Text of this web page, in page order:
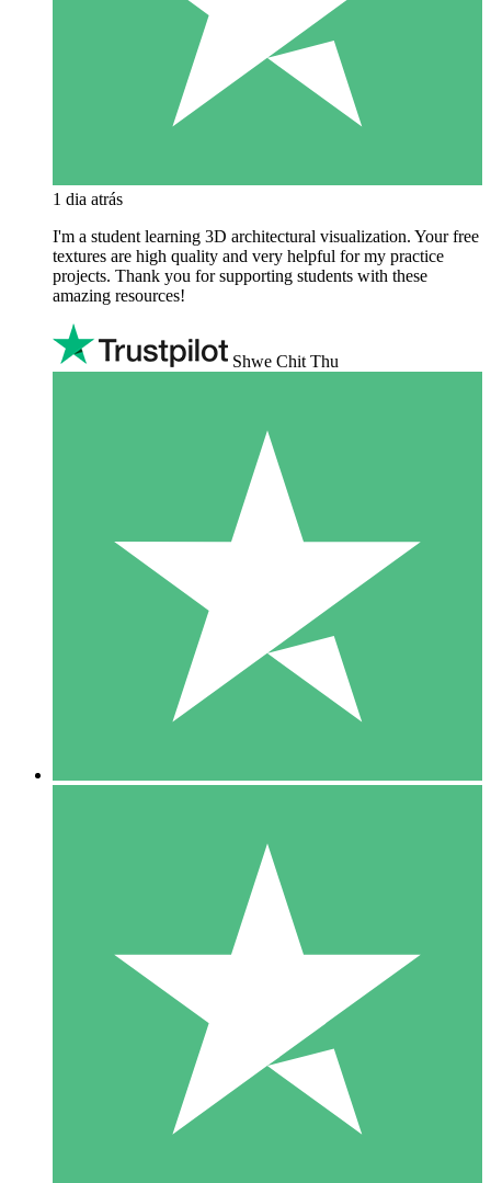
1 dia atrás
I'm a student learning 3D architectural visualization. Your free
textures are high quality and very helpful for my practice
projects. Thank you for supporting students with these
amazing resources!
Shwe Chit Thu